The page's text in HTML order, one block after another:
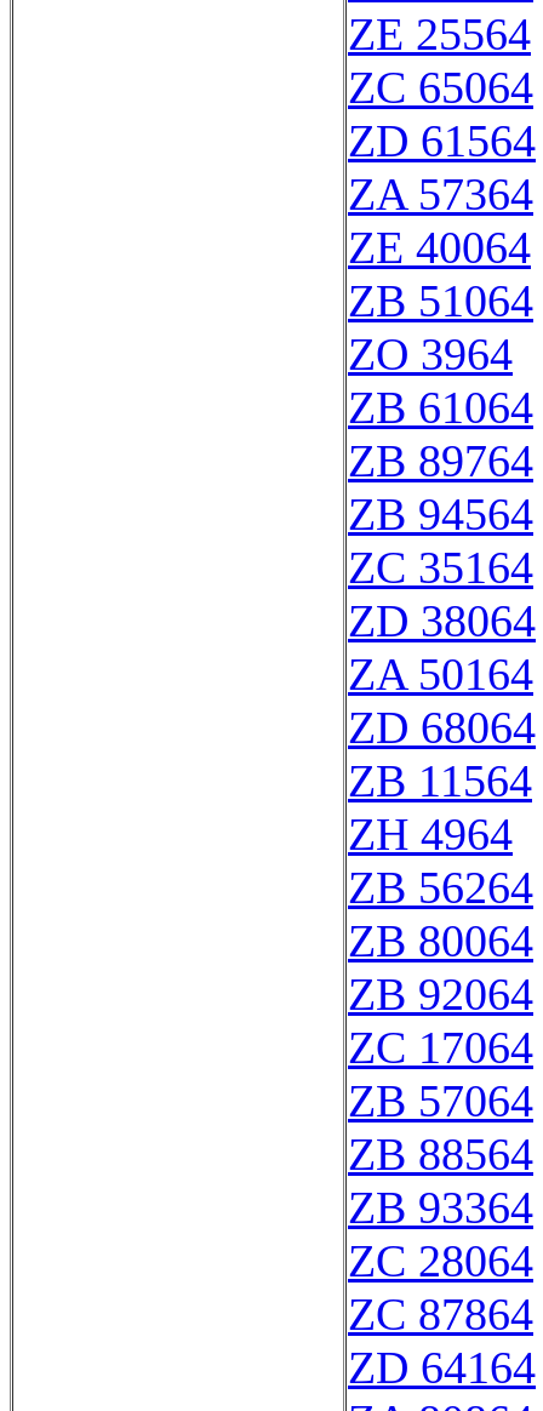
ZE 25564
ZC 65064
ZD 61564
ZA 57364
ZE 40064
ZB 51064
ZO 3964
ZB 61064
ZB 89764
ZB 94564
ZC 35164
ZD 38064
ZA 50164
ZD 68064
ZB 11564
ZH 4964
ZB 56264
ZB 80064
ZB 92064
ZC 17064
ZB 57064
ZB 88564
ZB 93364
ZC 28064
ZC 87864
ZD 64164